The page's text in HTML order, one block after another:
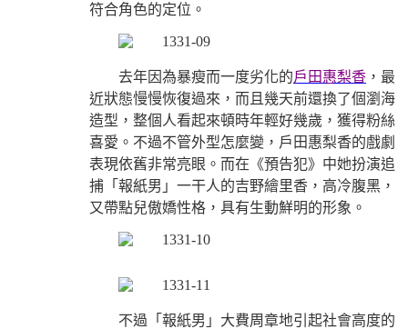
符合角色的定位。
去年因為暴瘦而一度劣化的戶田惠梨香 ，最
近狀態慢慢恢復過來，而且幾天前還換了個瀏海
造型，整個人看起來頓時年輕好幾歲，獲得粉絲
喜愛。不過不管外型怎麼變，戶田惠梨香的戲劇
表現依舊非常亮眼。而在《預告犯》中她扮演追
捕「報紙男」一干人的吉野繪里香，高冷腹黑，
又帶點兒傲嬌性格，具有生動鮮明的形象。
不過「報紙男」大費周章地引起社會高度的